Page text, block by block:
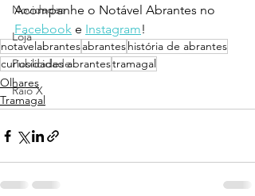
Novidades
Loja
Publicidade
Raio X
Acompanhe o Notável Abrantes no
Facebook e Instagram!
notavelabrantesabranteshistória de abrantes
curiosidades abrantestramagal
Olhares
Tramagal